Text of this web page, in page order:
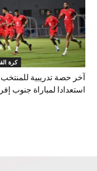
كرة
آخر حصة تدريبية
استعدادا لمباراة جنوب